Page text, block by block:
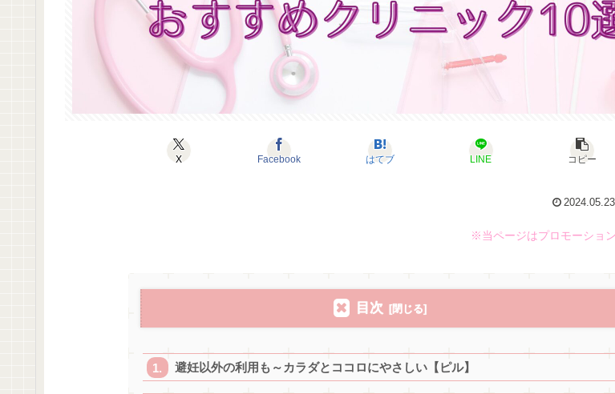
X Facebook はてブ LINE コピー
2024.05.23
※当ページはプロモーション
目次
避妊以外の利用も～カラダとココロにやさしい【ピル】